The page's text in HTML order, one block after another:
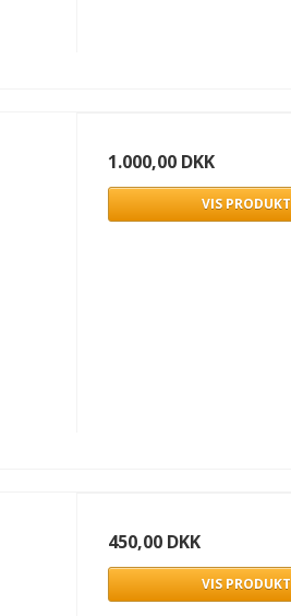
1.000,00 DKK
VIS PRODUKT
450,00 DKK
VIS PRODUKT